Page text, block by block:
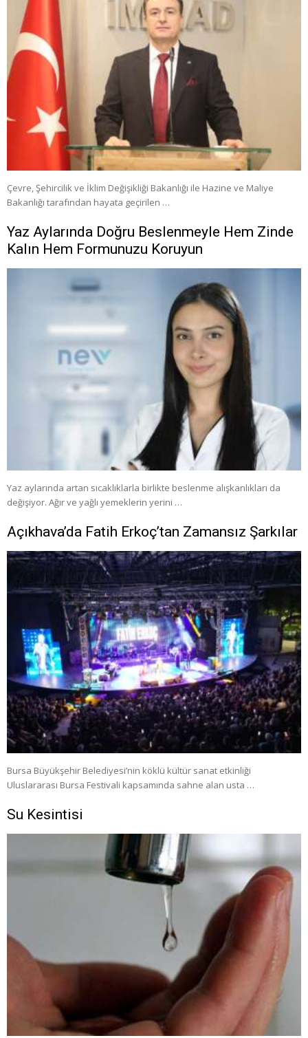
Çevre, Şehircilik ve İklim Değişikliği Bakanlığı ile Hazine ve Maliye
Bakanlığı tarafından hayata geçirilen …
Yaz Aylarında Doğru Beslenmeyle Hem Zinde
Kalın Hem Formunuzu Koruyun
Yaz aylarında artan sıcaklıklarla birlikte beslenme alışkanlıkları da
değişiyor. Ağır ve yağlı yemeklerin yerini …
Açıkhava’da Fatih Erkoç’tan Zamansız Şarkılar
Bursa Büyükşehir Belediyesi’nin köklü kültür sanat etkinliği
Uluslararası Bursa Festivali kapsamında sahne alan usta …
Su Kesintisi